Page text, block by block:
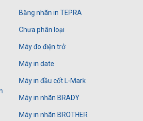
Băng nhãn in TEPRA
Chưa phân loại
Máy đo điện trở
Máy in date
Máy in đầu cốt L-Mark
Máy in nhãn BRADY
Máy in nhãn BROTHER